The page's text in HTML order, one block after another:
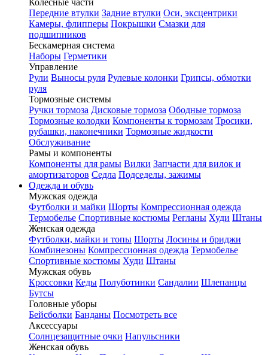
Колесные части
Передние втулки Задние втулки Оси, эксцентрики
Камеры, флипперы Покрышки Смазки для
подшипников
Бескамерная система
Наборы Герметики
Управление
Рули Выносы руля Рулевые колонки Грипсы, обмотки
руля
Тормозные системы
Ручки тормоза Дисковые тормоза Ободные тормоза
Тормозные колодки Компоненты к тормозам Тросики,
рубашки, наконечники Тормозные жидкости
Обслуживание
Рамы и компоненты
Компоненты для рамы Вилки Запчасти для вилок и
амортизаторов Седла Подседелы, зажимы
Одежда и обувь
Мужская одежда
Футболки и майки Шорты Компрессионная одежда
Термобелье Спортивные костюмы Регланы Худи Штаны
Женская одежда
Футболки, майки и топы Шорты Лосины и бриджи
Комбинезоны Компрессионная одежда Термобелье
Спортивные костюмы Худи Штаны
Мужская обувь
Кроссовки Кеды Полуботинки Сандалии Шлепанцы
Бутсы
Головные уборы
Бейсболки Банданы Посмотреть все
Аксессуары
Солнцезащитные очки Напульсники
Женская обувь